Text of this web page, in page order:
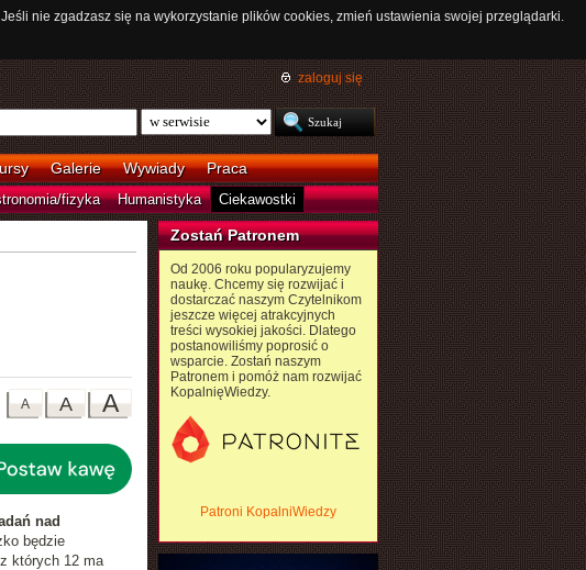
nie zgadzasz się na wykorzystanie plików cookies, zmień ustawienia swojej przeglądarki.
zaloguj się
Galerie Wywiady Praca
fizyka Humanistyka Ciekawostki
A
A
A
nad
będzie
których 12 ma
Zostań Patronem
Od 2006 roku popularyzujemy
naukę. Chcemy się rozwijać i
dostarczać naszym Czytelnikom
jeszcze więcej atrakcyjnych
treści wysokiej jakości. Dlatego
postanowiliśmy poprosić o
wsparcie. Zostań naszym
Patronem i pomóż nam rozwijać
KopalnięWiedzy.
Patroni KopalniWiedzy